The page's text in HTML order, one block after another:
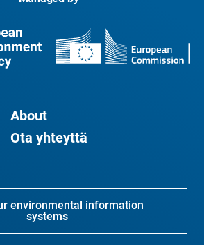
About
Ota yhteyttä
environmental information
systems